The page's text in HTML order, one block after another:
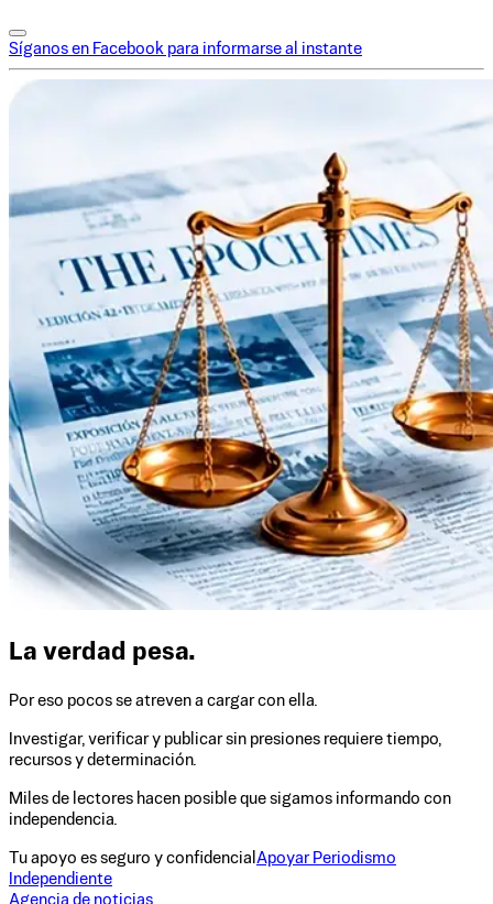
Síganos en Facebook para informarse al instante
La verdad pesa.
Por eso pocos se atreven a cargar con ella.
Investigar, verificar y publicar sin presiones requiere tiempo,
recursos y determinación.
Miles de lectores hacen posible que sigamos informando con
independencia.
Tu apoyo es seguro y confidencial Apoyar Periodismo
Independiente
Agencia de noticias